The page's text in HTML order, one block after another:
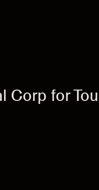
Corp for